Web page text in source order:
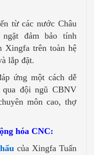
từ các nước Châu
đảm bảo tính
Xingfa trên toàn hệ
lắp đặt.
ứng một cách dễ
qua đội ngũ CBNV
môn cao, thợ
hóa CNC:
của Xingfa Tuấn